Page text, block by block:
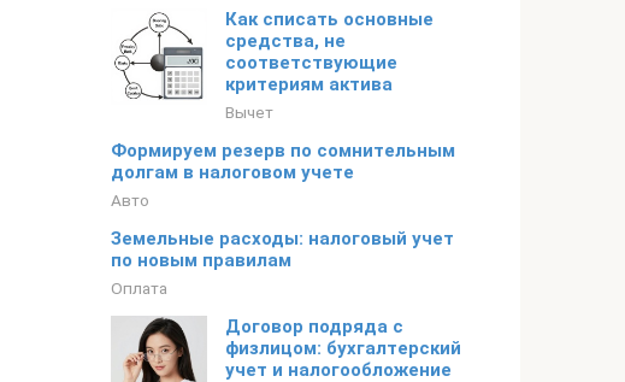
Как списать основные
средства, не
соответствующие
критериям актива
Вычет
Формируем резерв по сомнительным
долгам в налоговом учете
Авто
Земельные расходы: налоговый учет
по новым правилам
Оплата
Договор подряда с
физлицом: бухгалтерский
учет и налогообложение